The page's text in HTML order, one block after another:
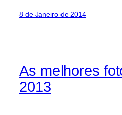
8 de Janeiro de 2014
As melhores
2013